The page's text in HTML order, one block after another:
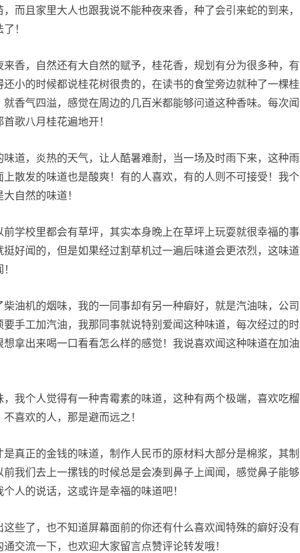
而且家里大人也跟我说不能种夜来香，种了会引来蛇的到来，
！
香，自然还有大自然的赋予，桂花香，规划有分为很多种，有
小的时候都说桂花树很贵的，在读书的食堂旁边就种了一棵桂
香气四溢，感觉在周边的几百米都能够问道这种香味。每次闻
歌八月桂花遍地开！
道，炎热的天气，让人酷暑难耐，当一场及时雨下来，这种雨
散发的味道也是酸爽！有的人喜欢，有的人则不可接受！我个
自然的味道！
学校里都会有草坪，其实本身晚上在草坪上玩耍就很幸福的事
好闻的，但是如果经过割草机过一遍后味道会更浓烈，这味道
油机的烟味，我的一同事却有另一种癖好，就是汽油味，公司
手工加汽油，我那同事就说特别爱闻这种味道，每次经过的时
拿出来喝一口看看怎么样的感觉！我说喜欢闻这种味道在加油
我个人觉得有一种青霉素的味道，这种有两个极端，喜欢吃榴
喜欢的人，那是避而远之！
真正的金钱的味道，制作人民币的原材料大部分是棉浆，其制
我们去上一摞钱的时候总是会凑到鼻子上闻闻，感觉鼻子能够
人的说话，这或许是幸福的味道吧！
些了，也不知道屏幕面前的你还有什么喜欢闻特殊的癖好没有
交流一下，也欢迎大家留言点赞评论转发哦！